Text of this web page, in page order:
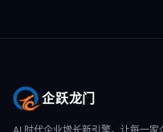
企跃龙门